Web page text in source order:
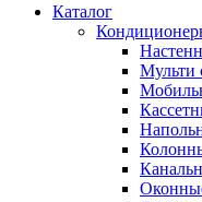
Каталог
Мульти